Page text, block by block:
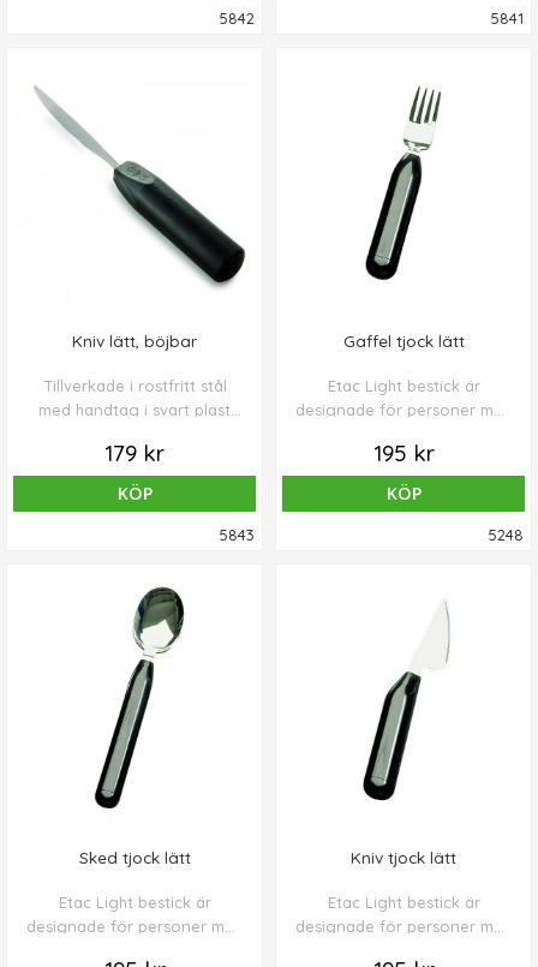
5842 5841
Kniv lätt, böjbar
Tillverkade i rostfritt stål
med handtag i svart plast
sida som förhindrar att
besticken roterar i handen.
Kniven kan ej böjas.
179 kr
KÖP
5843
Gaffel tjock lätt
Etac Light bestick är
designade för personer med
hand och arm.
195 kr
KÖP
5248
Sked tjock lätt
Etac Light bestick är
designade för personer med
Kniv tjock lätt
Etac Light bestick är
designade för personer med